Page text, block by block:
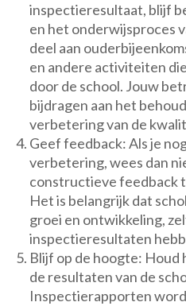
inspectieresultaat, blijf
en het onderwijsproces
deel aan
en andere activiteiten
door de school. Jouw
bijdragen aan het
verbetering van de
Geef feedback: Als je
verbetering, wees dan
constructieve feedback
Het is belangrijk dat
groei en ontwikkeling,
inspectieresultaten
Blijf op de hoogte:
de resultaten van de
Inspectierapporten